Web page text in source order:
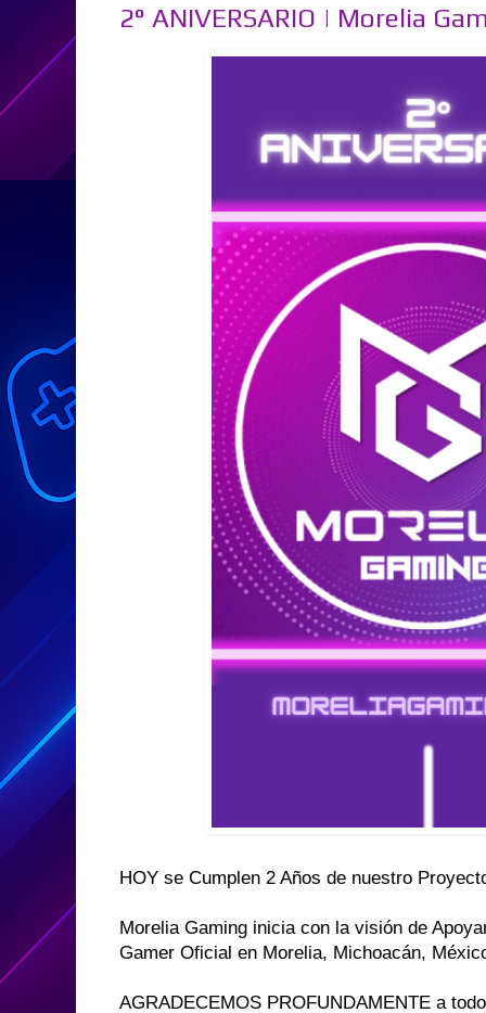
2° ANIVERSARIO | Morelia
HOY se Cumplen 2 Años de nuestro
Morelia Gaming inicia con la visión de
Gamer Oficial en Morelia, Michoacán,
AGRADECEMOS PROFUNDAMENTE a